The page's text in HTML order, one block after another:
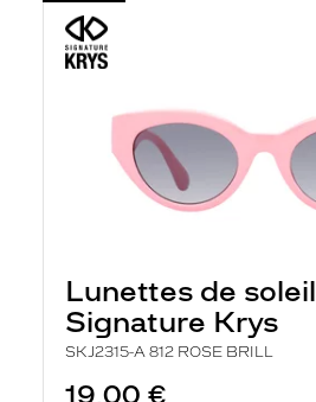
Lunettes de soleil
Signature Krys
SKJ2315-A 812 ROSE BRILL
19,00 €